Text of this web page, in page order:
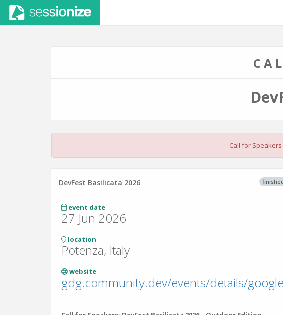
Call for Speakers
DevFest Basilicata 2026
event date
27 Jun 2026
location
Potenza, Italy
website